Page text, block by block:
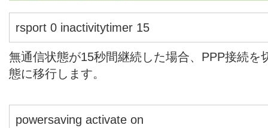
rsport 0 inactivitytimer 15
無通信状態が15秒間継続した場合、PPP接続を
態に移行します。
powersaving activate on